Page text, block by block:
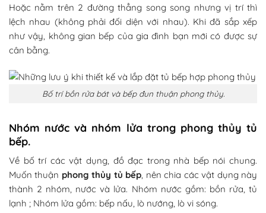
Hoặc nằm trên 2 đường thẳng song song nhưng vị trí thì
lệch nhau (không phải đối diện với nhau). Khi đã sắp xếp
như vậy, không gian bếp của gia đình bạn mới có được sự
cân bằng.
Bố trí bồn rửa bát và bếp đun thuận phong thủy.
Nhóm nước và nhóm lửa trong phong thủy tủ
bếp.
Về bố trí các vật dụng, đồ đạc trong nhà bếp nói chung.
Muốn thuận phong thủy tủ bếp , nên chia các vật dụng này
thành 2 nhóm, nước và lửa. Nhóm nước gồm: bồn rửa, tủ
lạnh ; Nhóm lửa gồm: bếp nấu, lò nướng, lò vi sóng.